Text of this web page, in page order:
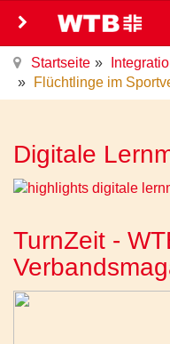
Startseite
Flüchtlinge im
Digitale
TurnZeit -